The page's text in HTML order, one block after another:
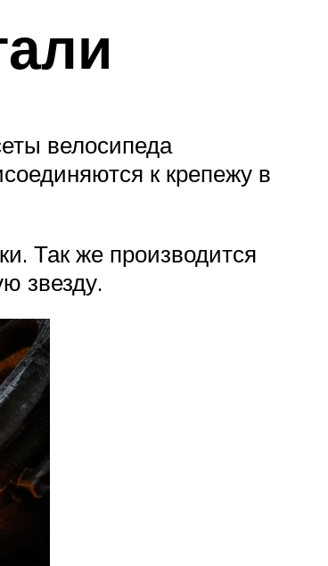
велосипеда
к крепежу в
Так же производится
звезду.